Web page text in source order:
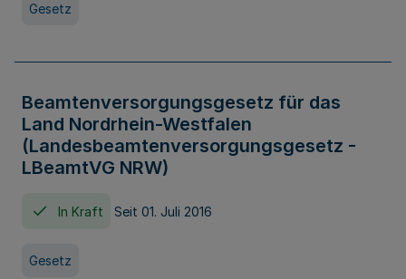
Gesetz
Beamtenversorgungsgesetz für das
Land Nordrhein-Westfalen
(Landesbeamtenversorgungsgesetz -
LBeamtVG NRW)
In Kraft Seit 01. Juli 2016
Gesetz